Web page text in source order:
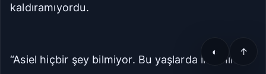
kaldıramıyordu.
“Asiel hiçbir şey bilmiyor. Bu yaşlarda insanın
◐ ↑